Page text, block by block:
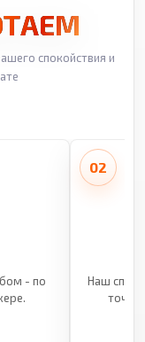
спокойствия и
- по
02
Наш